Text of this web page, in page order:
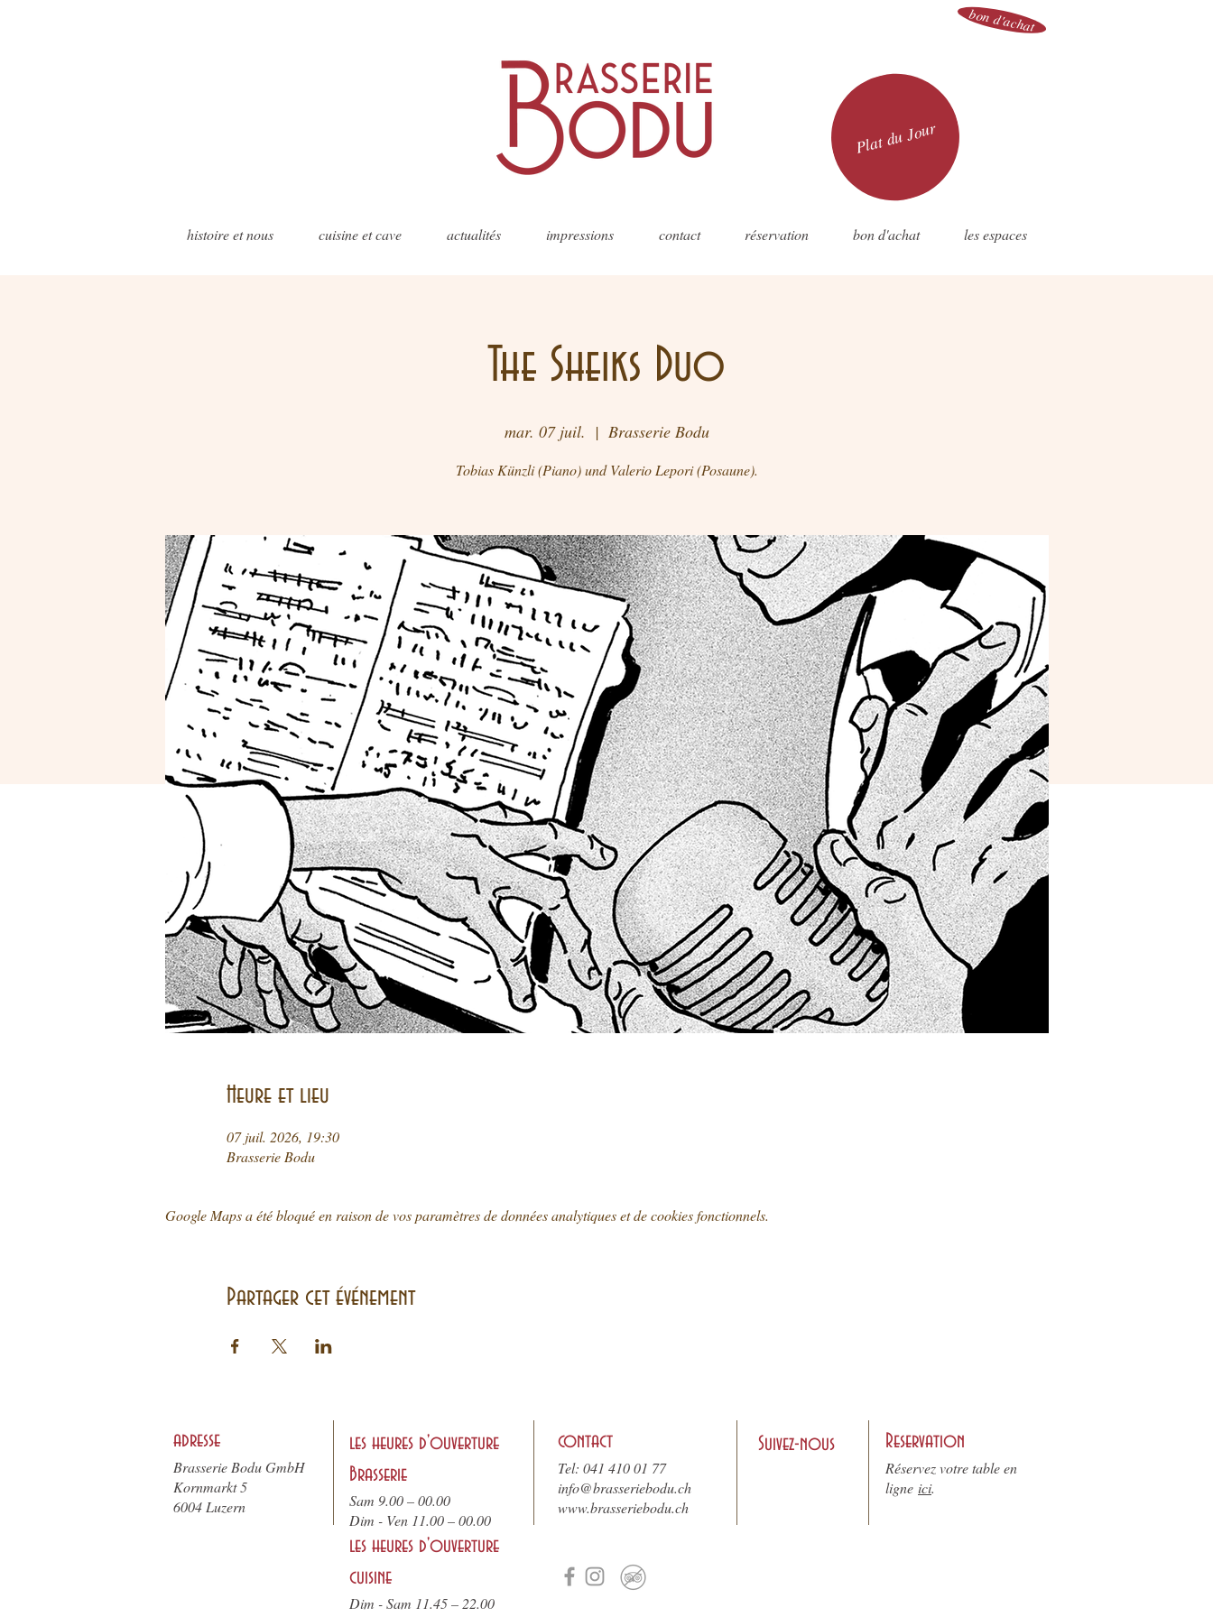
Plat du Jour
bon d'achat
histoire et nous cuisine et cave actualités impressions contact réservation bon d'achat les espaces
The Sheiks Duo
mar. 07 juil.
  |
Brasserie Bodu
Tobias Künzli (Piano) und Valerio Lepori (Posaune).
Heure et lieu
07 juil. 2026, 19:30
Brasserie Bodu
Google Maps a été bloqué en raison de vos paramètres de données analytiques et de cookies fonctionnels.
Partager cet événement
adresse
Brasserie Bodu GmbH
Kornmarkt 5
6004 Luzern
les heures d'ouverture
Brasserie
Sam 9.00 – 00.00
Dim - Ven 11.00 – 00.00
les heures d'ouverture
cuisine
Dim - Sam 11.45 – 22.00
contact
Tel: 041 410 01 77
info@brasseriebodu.ch
www.brasseriebodu.ch
Suivez-nous Reservation
Réservez votre table en
ligne ici.